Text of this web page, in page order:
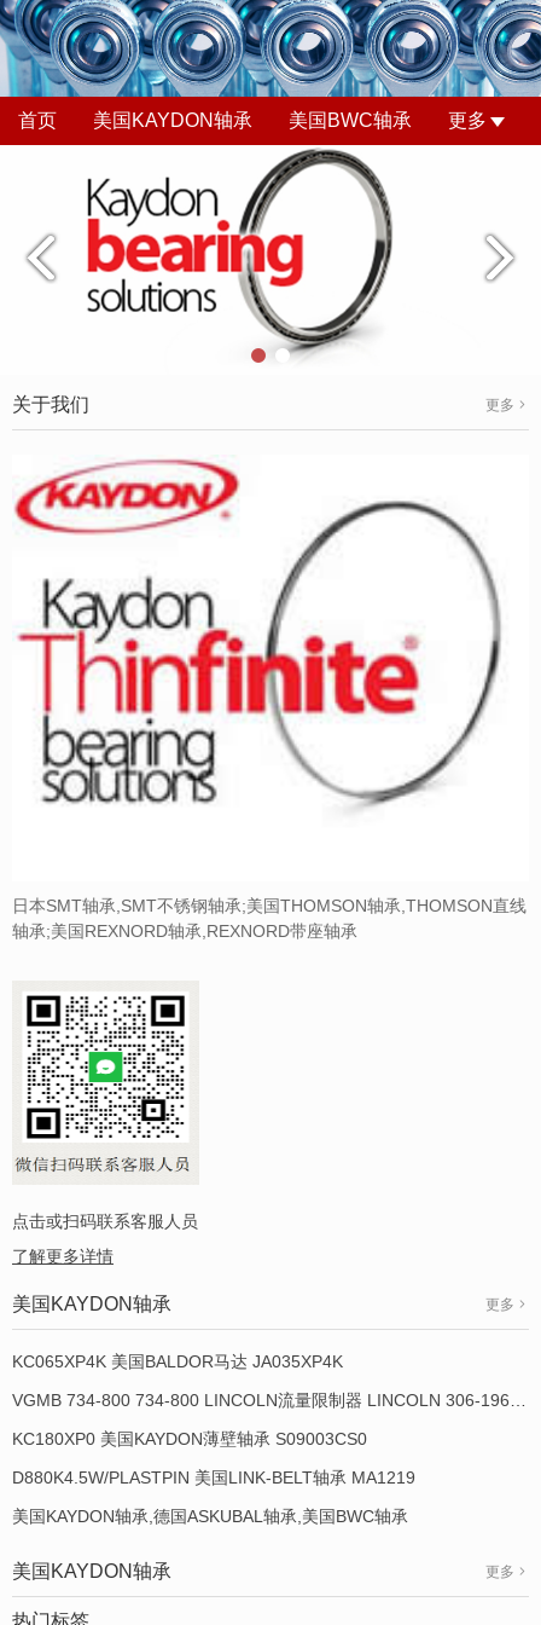
首页 美国KAYDON轴承 美国BWC轴承 更多
关于我们 更多
日本SMT轴承,SMT不锈钢轴承;美国THOMSON轴承,THOMSON直线
轴承;美国REXNORD轴承,REXNORD带座轴承
点击或扫码联系客服人员
了解更多详情
美国KAYDON轴承 更多
KC065XP4K 美国BALDOR马达 JA035XP4K
KC180XP0 美国KAYDON薄壁轴承 S09003CS0
D880K4.5W/PLASTPIN 美国LINK-BELT轴承 MA1219
美国KAYDON轴承,德国ASKUBAL轴承,美国BWC轴承
美国KAYDON轴承 更多
热门标签